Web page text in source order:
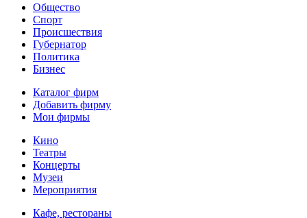
Общество
Спорт
Происшествия
Губернатор
Политика
Бизнес
Каталог фирм
Добавить фирму
Мои фирмы
Кино
Театры
Концерты
Музеи
Мероприятия
Кафе, рестораны